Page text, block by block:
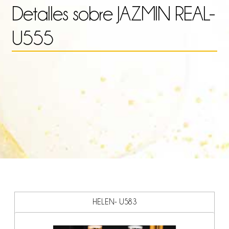
Detalles sobre JAZMIN REAL-
U555
HELEN- U583